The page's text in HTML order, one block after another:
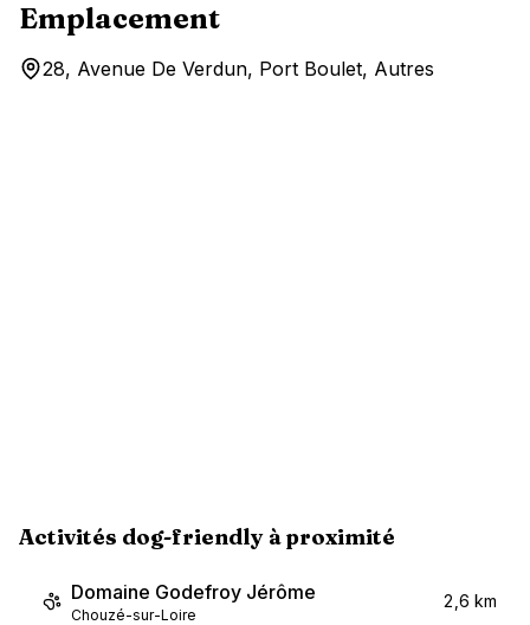
Emplacement
28, Avenue De Verdun, Port Boulet, Autres
Activités dog-friendly à proximité
Domaine Godefroy Jérôme
Chouzé-sur-Loire
2,6 km